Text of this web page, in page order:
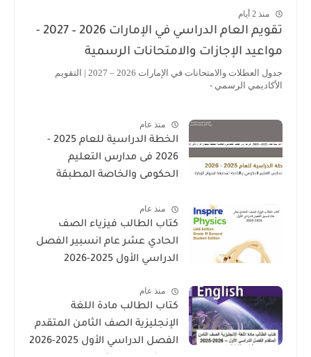
منذ 2 أيام
تقويم العام الدراسي في الإمارات 2026 – 2027 -
مواعيد الإجازات والامتحانات الرسمية
جدول العطلات والامتحانات في الإمارات 2026 – 2027 | التقويم
الأكاديمي الرسمي -
منذ عام
الخطة الدراسية للعام 2025 -
2026 فى مدارس التعليم
الحكومى والخاصة المطبقة
منذ عام
كتاب الطالب فيزياء الصف
الحادي عشر عام انسبير الفصل
الدراسي الأول 2025-2026
منذ عام
كتاب الطالب مادة اللغة
الإنجليزية الصف الثامن المتقدم
الفصل الدراسي الأول 2025-2026